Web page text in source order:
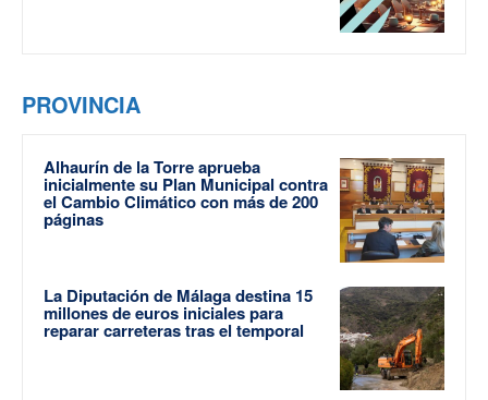
PROVINCIA
Alhaurín de la Torre aprueba
inicialmente su Plan Municipal contra
el Cambio Climático con más de 200
páginas
La Diputación de Málaga destina 15
millones de euros iniciales para
reparar carreteras tras el temporal